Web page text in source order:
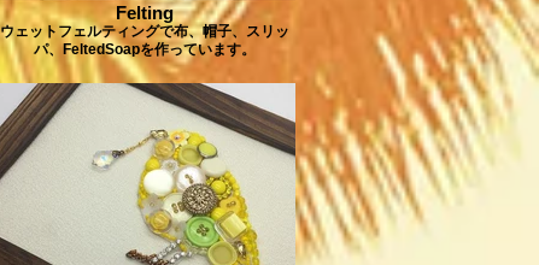
Felting
ウェットフェルティングで布、帽子、スリッ
パ、FeltedSoapを作っています。